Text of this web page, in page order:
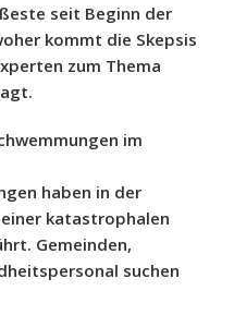
seit Beginn der
kommt die Skepsis
zum Thema
im
haben in der
katastrophalen
Gemeinden,
suchen